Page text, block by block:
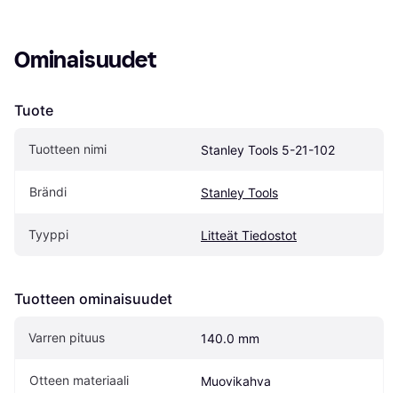
Ominaisuudet
Tuote
Tuotteen nimi Stanley Tools 5-21-102
Brändi Stanley Tools
Tyyppi Litteät Tiedostot
Tuotteen ominaisuudet
Varren pituus 140.0 mm
Otteen materiaali Muovikahva